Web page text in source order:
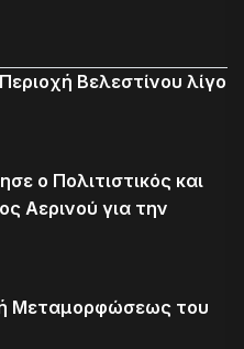
Βελεστίνου λίγο
ο Πολιτιστικός και
Αερινού για την
Μεταμορφώσεως του